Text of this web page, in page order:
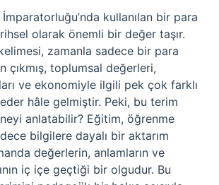
İmparatorluğu’nda kullanılan bir para
olarak önemli bir değer taşır.
zamanla sadece bir para
çıkmış, toplumsal değerleri,
ve ekonomiyle ilgili pek çok farklı
hâle gelmiştir. Peki, bu terim
anlatabilir? Eğitim, öğrenme
bilgilere dayalı bir aktarım
değerlerin, anlamların ve
iç içe geçtiği bir olgudur. Bu